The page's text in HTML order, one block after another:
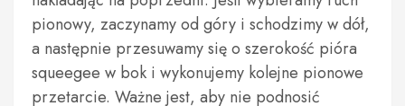
pionowy, zaczynamy od góry i schodzimy w dół,
a następnie przesuwamy się o szerokość pióra
squeegee w bok i wykonujemy kolejne pionowe
przetarcie. Ważne jest, aby nie podnosić